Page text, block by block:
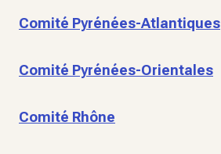
Comité Pyrénées-Atlantiques
Comité Pyrénées-Orientales
Comité Rhône